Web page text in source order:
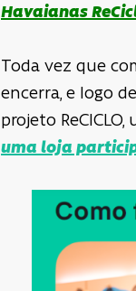
Havaianas
Toda vez que
encerra, e logo
projeto
uma loja